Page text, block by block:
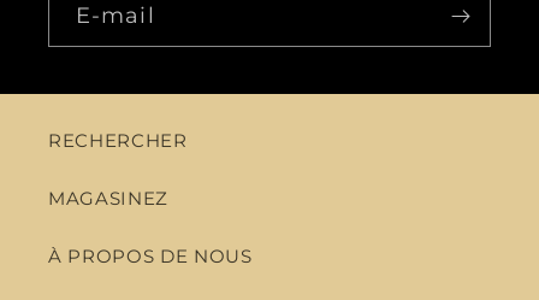
E-mail
RECHERCHER
MAGASINEZ
À PROPOS DE NOUS